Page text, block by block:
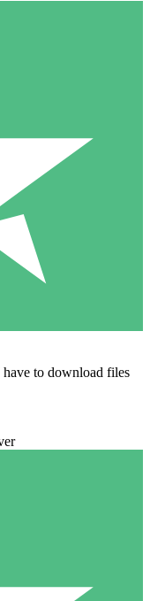
to download files